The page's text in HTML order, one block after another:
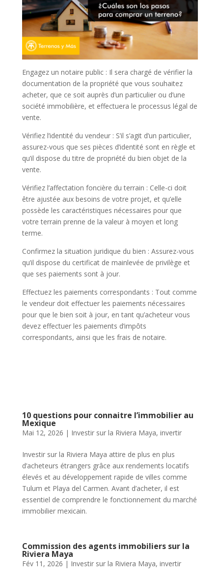
Engagez un notaire public : Il sera chargé de vérifier la
documentation de la propriété que vous souhaitez
acheter, que ce soit auprès d’un particulier ou d’une
société immobilière, et effectuera le processus légal de
vente.
Vérifiez l’identité du vendeur : S’il s’agit d’un particulier,
assurez-vous que ses pièces d’identité sont en règle et
qu’il dispose du titre de propriété du bien objet de la
vente.
Vérifiez l’affectation foncière du terrain : Celle-ci doit
être ajustée aux besoins de votre projet, et qu’elle
possède les caractéristiques nécessaires pour que
votre terrain prenne de la valeur à moyen et long
terme.
Confirmez la situation juridique du bien : Assurez-vous
qu’il dispose du certificat de mainlevée de privilège et
que ses paiements sont à jour.
Effectuez les paiements correspondants : Tout comme
le vendeur doit effectuer les paiements nécessaires
pour que le bien soit à jour, en tant qu’acheteur vous
devez effectuer les paiements d’impôts
correspondants, ainsi que les frais de notaire.
10 questions pour connaitre l’immobilier au
Mexique
Mai 12, 2026 | Investir sur la Riviera Maya, invertir
Investir sur la Riviera Maya attire de plus en plus
d’acheteurs étrangers grâce aux rendements locatifs
élevés et au développement rapide de villes comme
Tulum et Playa del Carmen. Avant d’acheter, il est
essentiel de comprendre le fonctionnement du marché
immobilier mexicain.
Commission des agents immobiliers sur la
Riviera Maya
Fév 11, 2026 | Investir sur la Riviera Maya, invertir